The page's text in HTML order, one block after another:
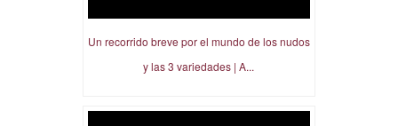
Un recorrido breve por el mundo de los nudos
y las 3 variedades | A...